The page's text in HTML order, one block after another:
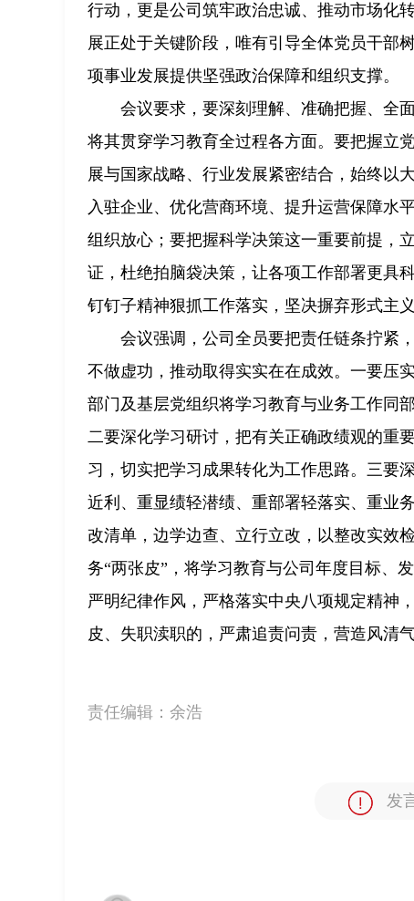
行动，更是公司筑牢政治忠诚、推动市场化
展正处于关键阶段，唯有引导全体党员干部
项事业发展提供坚强政治保障和组织支撑。
会议要求，要深刻理解、准确把握、全
将其贯穿学习教育全过程各方面。要把握立
展与国家战略、行业发展紧密结合，始终以
入驻企业、优化营商环境、提升运营保障水
组织放心；要把握科学决策这一重要前提，
证，杜绝拍脑袋决策，让各项工作部署更具
钉钉子精神狠抓工作落实，坚决摒弃形式主
会议强调，公司全员要把责任链条拧紧
不做虚功，推动取得实实在在成效。一要压
部门及基层党组织将学习教育与业务工作同
二要深化学习研讨，把有关正确政绩观的重
习，切实把学习成果转化为工作思路。三要
近利、重显绩轻潜绩、重部署轻落实、重业
改清单，边学边查、立行立改，以整改实效
务“两张皮”，将学习教育与公司年度目标、
严明纪律作风，严格落实中央八项规定精神
皮、失职渎职的，严肃追责问责，营造风清
责任编辑： 余浩
发